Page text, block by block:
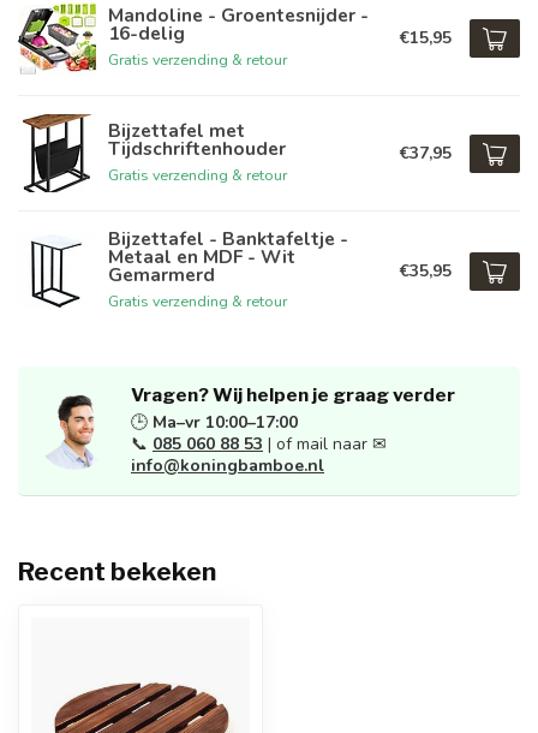
Mandoline - Groentesnijder -
16-delig
Gratis verzending & retour
€15,95
Bijzettafel met
Tijdschriftenhouder
Gratis verzending & retour
€37,95
Bijzettafel - Banktafeltje -
Metaal en MDF - Wit
Gemarmerd
Gratis verzending & retour
€35,95
Vragen? Wij helpen je graag verder
🕒 Ma–vr 10:00–17:00
📞 085 060 88 53 | of mail naar ✉
info@koningbamboe.nl
Recent bekeken